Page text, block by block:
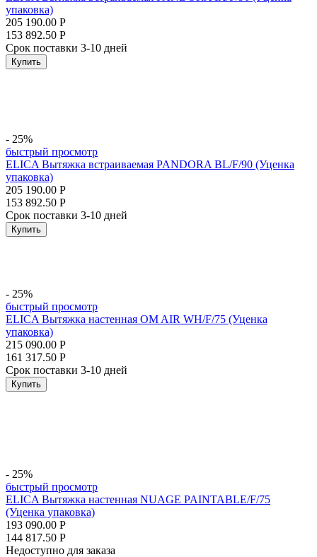
упаковка)
205 190.00 Р
153 892.50 Р
Срок поставки 3-10 дней
Купить
- 25%
быстрый просмотр
ELICA Вытяжка встраиваемая PANDORA BL/F/90 (Уценка
упаковка)
205 190.00 Р
153 892.50 Р
Срок поставки 3-10 дней
Купить
- 25%
быстрый просмотр
ELICA Вытяжка настенная OM AIR WH/F/75 (Уценка
упаковка)
215 090.00 Р
161 317.50 Р
Срок поставки 3-10 дней
Купить
- 25%
быстрый просмотр
ELICA Вытяжка настенная NUAGE PAINTABLE/F/75
(Уценка упаковка)
193 090.00 Р
144 817.50 Р
Недоступно для заказа